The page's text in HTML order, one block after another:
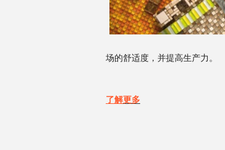
场的舒适度，并提高生产力。
了解更多